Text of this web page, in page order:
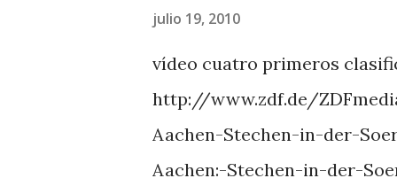
PHILIPPAERTS 3 triple 1
julio 19, 2010
vídeo cuatro primeros
http://www.zdf.de/
Aachen-Stechen-in-der-
Aachen:-Stechen-in-der-